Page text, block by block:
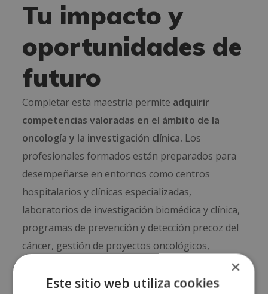
Tu impacto y
oportunidades de
futuro
Completar esta maestría permite adquirir
competencias valoradas en el ámbito de la
oncología y la investigación clínica. Los
profesionales formados están preparados para
desempeñarse en entornos como centros
hospitalarios y clínicas especializadas,
laboratorios de investigación biomédica y clínica,
programas de prevención y detección precoz del
cáncer, gestión de proyectos oncológicos,
científica y formación en salud.
×
Este sitio web utiliza cookies